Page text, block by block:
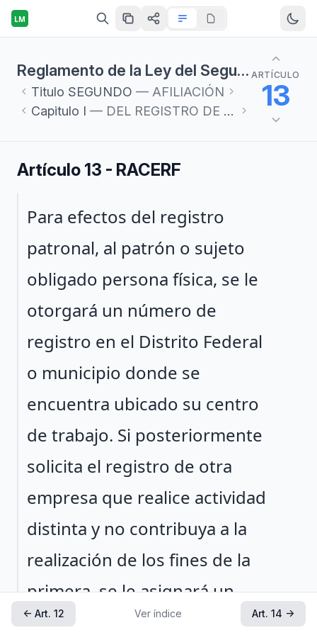
LM
Reglamento de la Ley del Seguro Social en materia de Afiliación, Clasificación de Empresas, Recaudación y Fiscalización
Titulo SEGUNDO — AFILIACIÓN
Capitulo I — DEL REGISTRO DE LOS PATRONES
ARTÍCULO
13
Artículo 13 - RACERF
Párrafo 1
Para efectos del registro
patronal, al patrón o sujeto
obligado persona física, se le
otorgará un número de
registro en el Distrito Federal
o municipio donde se
encuentra ubicado su centro
de trabajo. Si posteriormente
solicita el registro de otra
empresa que realice actividad
distinta y no contribuya a la
realización de los fines de la
primera, se le asignará un
número de registro patronal
← Art. 12 Ver índice Art. 14 →